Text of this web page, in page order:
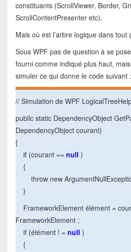
constituants (ScrollViewer, Border,
ScrollContentPresenter etc).
Mais où est l’arbre logique dans tout
Sous WPF pas de question à se
fourni comme indiqué plus haut,
simuler ce qui donne le code suivant :
// Simulation de WPF
public static DependencyObject
DependencyObject courant)
{
if (courant == null )
{
throw new
}
FrameworkElement élément =
FrameworkElement ;
if (élément ! = null )
{